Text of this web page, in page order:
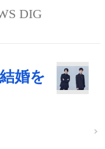
DIG
婚を